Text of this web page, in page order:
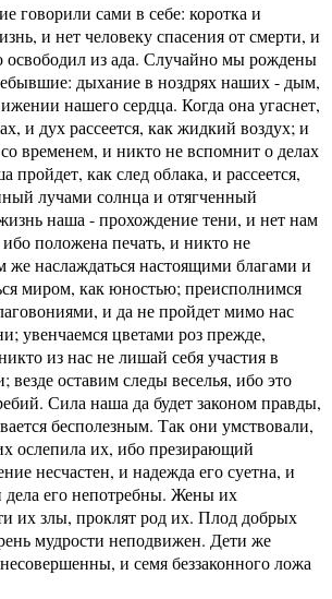
говорили сами в себе: коротка и
и нет человеку спасения от смерти, и
освободил из ада. Случайно мы рождены
дыхание в ноздрях наших - дым,
нашего сердца. Когда она угаснет,
и дух рассеется, как жидкий воздух; и
временем, и никто не вспомнит о делах
как след облака, и рассеется,
лучами солнца и отягченный
наша - прохождение тени, и нет нам
ибо положена печать, и никто не
же наслаждаться настоящими благами и
миром, как юностью; преисполнимся
и да не пройдет мимо нас
увенчаемся цветами роз прежде,
из нас не лишай себя участия в
оставим следы веселья, ибо это
Сила наша да будет законом правды,
бесполезным. Так они умствовали,
ослепила их, ибо презирающий
несчастен, и надежда его суетна, и
его непотребны. Жены их
их злы, проклят род их. Плод добрых
мудрости неподвижен. Дети же
и семя беззаконного ложа